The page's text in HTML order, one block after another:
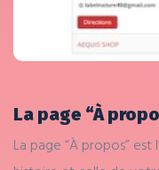
La page “À
La page “À propos”